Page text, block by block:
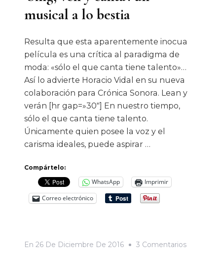
musical a lo bestia
Resulta que esta aparentemente inocua
película es una crítica al paradigma de
moda: «sólo el que canta tiene talento»…
Así lo advierte Horacio Vidal en su nueva
colaboración para Crónica Sonora. Lean y
verán [hr gap=»30″] En nuestro tiempo,
sólo el que canta tiene talento.
Únicamente quien posee la voz y el
carisma ideales, puede aspirar …
Compártelo:
WhatsApp
Imprimir
Correo electrónico
En 26 De Diciembre De 2016 3 ComentariosEn